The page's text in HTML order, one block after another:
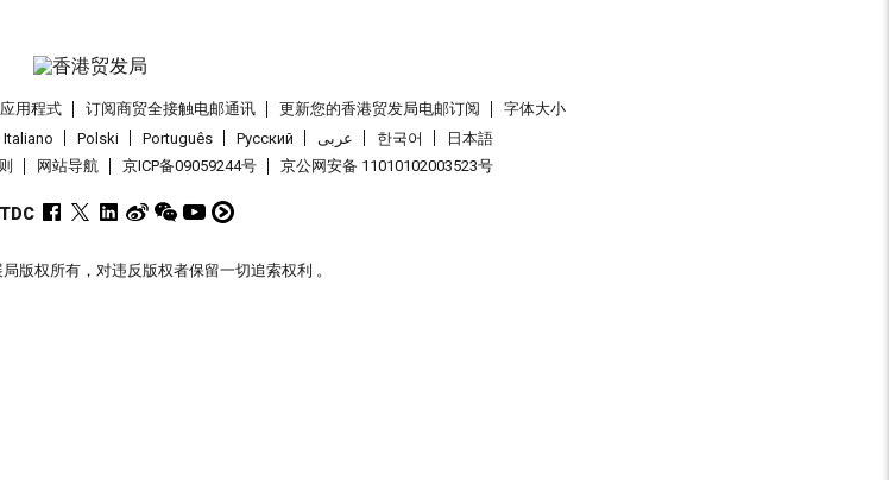
用程式 订阅商贸全接触电邮通讯 更新您的香港贸发局电邮订阅
字体大小
Italiano Polski Português Pусский عربى 한국어
日本語
网站导航 京ICP备09059244号 京公网安备 11010102003523号
版权所有，对违反版权者保留一切追索权利 。